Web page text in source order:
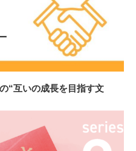
“互いの成長を目指す文